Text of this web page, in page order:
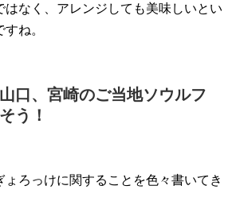
はなく、アレンジしても美味しいとい
ね。
口、宮崎のご当地ソウルフ
う！
ょろっけに関することを色々書いてき